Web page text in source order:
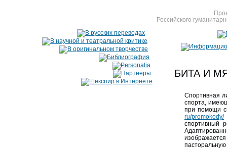
Российского
БИТА И
Спортивная
спорта,
при помощи
ru/promokody/
спортивный